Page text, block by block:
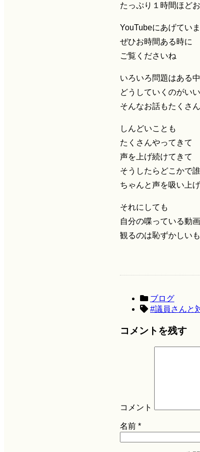
たっぷり１時間ほど
YouTubeにあげてい
ぜひお時間ある時に
ご覧くださいね
いろいろ問題はある
どうしていくのがい
そんなお話もたくさ
しんどいことも
たくさんやってきて
声を上げ続けてきて
そうしたらどこかで
ちゃんと声を吸い上
それにしても
自分の喋っている動
観るのは恥ずかしい
ブログ
#議員さんと
コメントを残す
コメント
名前 *